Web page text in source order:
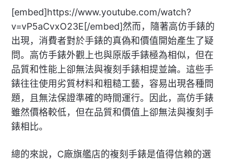
[embed]https://www.youtube.com/watch?
v=vP5aCvxO23E[/embed]然而，隨著高仿手錶的
出現，消費者對於手錶的真偽和價值開始產生了疑
問。高仿手錶外觀上也與原版手錶極為相似，但在
品質和性能上卻無法與複刻手錶相提並論。這些手
錶往往使用劣質材料和粗糙工藝，容易出現各種問
題，且無法保證準確的時間運行。因此，高仿手錶
雖然價格較低，但在品質和價值上卻無法與複刻手
錶相比。
總的來說，C廠旗艦店的複刻手錶是值得信賴的選